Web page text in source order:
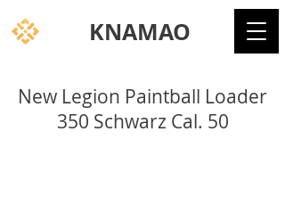
KNAMAO
New Legion Paintball Loader
350 Schwarz Cal. 50